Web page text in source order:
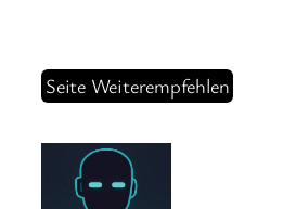
Seite Weiterempfehlen